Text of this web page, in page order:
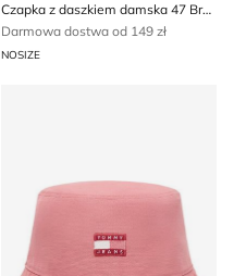
Czapka z daszkiem damska 47 Brand
Darmowa dostwa od 149 zł
NOSIZE